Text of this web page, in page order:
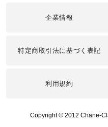
企業情報
特定商取引法に基づく表記
利用規約
Copyright © 2012 Chane-